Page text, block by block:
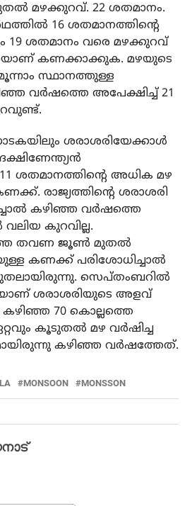
മഴക്കുറവ്. 22 ശതമാനം.
16 ശതമാനത്തിന്റെ
19 ശതമാനം വരെ മഴക്കുറവ്
കണക്കാക്കുക. മഴയുടെ
സ്ഥാനത്തുള്ള
വര്‍ഷത്തെ അപേക്ഷിച്ച് 21
ശരാശരിയേക്കാള്‍
ശതമാനത്തിന്റെ അധിക മഴ
രാജ്യത്തിന്റെ ശരാശരി
കഴിഞ്ഞ വര്‍ഷത്തെ
കുറവില്ല.
തവണ ജൂണ്‍ മുതല്‍
കണക്ക് പരിശോധിച്ചാല്‍
സെപ്തംബറില്‍
ശരാശരിയുടെ അളവ്
70 കൊല്ലത്തെ
കൂടുതല്‍ മഴ വര്‍ഷിച്ച
കഴിഞ്ഞ വര്‍ഷത്തേത്.
MONSOON MONSSON